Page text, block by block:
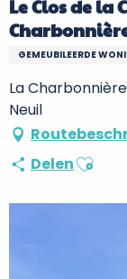
Le Clos de la
GEMEUBILEERDE
La
Neuil
DelenAjouter